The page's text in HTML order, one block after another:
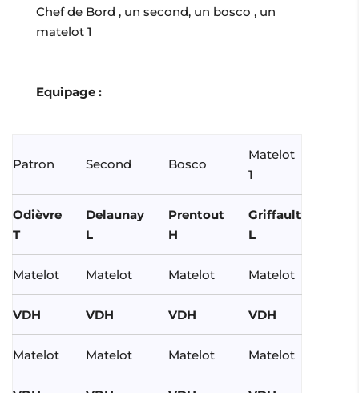
Chef de Bord , un second, un bosco , un
matelot 1
Equipage :
Patron Second Bosco
Matelot
1
Odièvre
T
Delaunay
L
Prentout
H
Griffault
L
Matelot Matelot Matelot Matelot
VDH VDH VDH VDH
Matelot Matelot Matelot Matelot